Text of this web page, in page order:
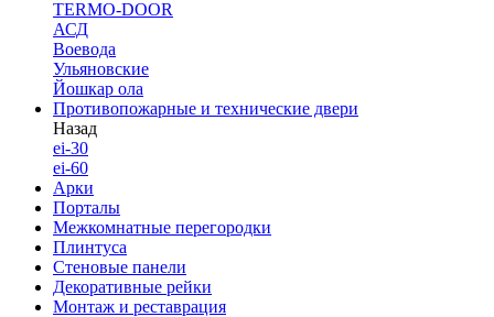
TERMO-DOOR
АСД
Воевода
Ульяновские
Йошкар ола
Противопожарные и технические двери
Назад
ei-30
ei-60
Арки
Порталы
Межкомнатные перегородки
Плинтуса
Стеновые панели
Декоративные рейки
Монтаж и реставрация